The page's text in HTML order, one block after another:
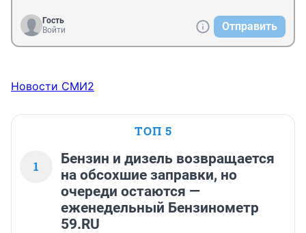
Гость
Войти
Отправить
Новости СМИ2
ТОП 5
1
Бензин и дизель возвращается
на обсохшие заправки, но
очереди остаются —
еженедельный Бензинометр
59.RU